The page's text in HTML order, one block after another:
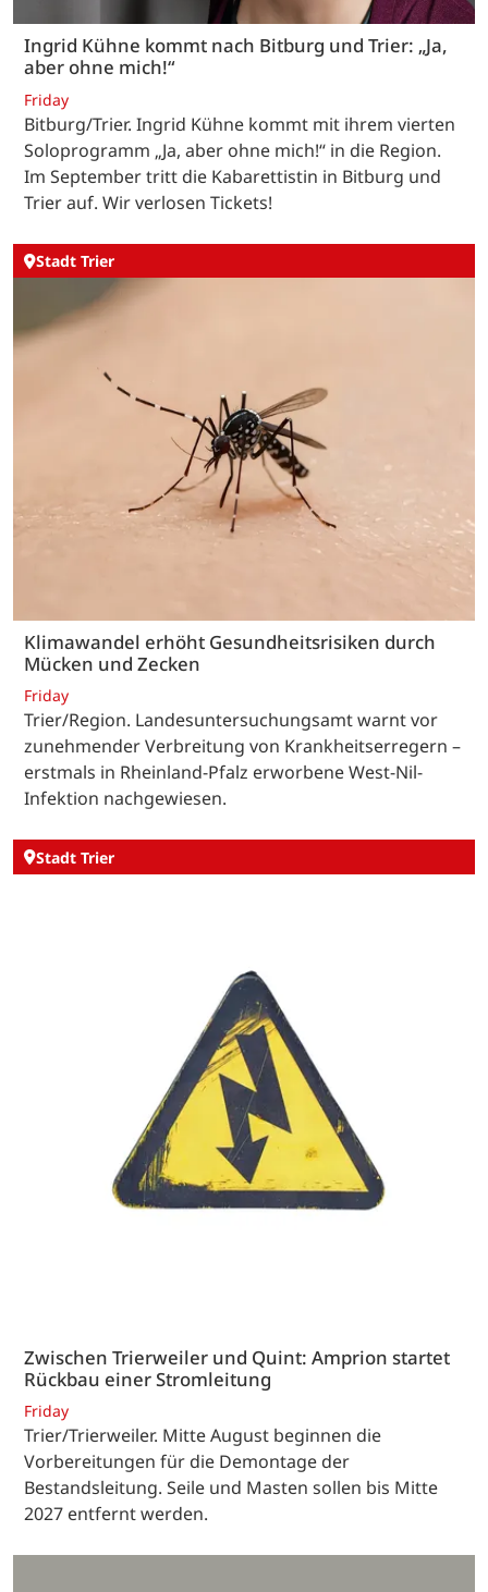
Ingrid Kühne kommt nach Bitburg und Trier: „Ja,
aber ohne mich!“
Friday
Bitburg/Trier. Ingrid Kühne kommt mit ihrem vierten
Soloprogramm „Ja, aber ohne mich!“ in die Region.
Im September tritt die Kabarettistin in Bitburg und
Trier auf. Wir verlosen Tickets!
Stadt Trier
Klimawandel erhöht Gesundheitsrisiken durch
Mücken und Zecken
Friday
Trier/Region. Landesuntersuchungsamt warnt vor
zunehmender Verbreitung von Krankheitserregern –
erstmals in Rheinland-Pfalz erworbene West-Nil-
Infektion nachgewiesen.
Stadt Trier
Zwischen Trierweiler und Quint: Amprion startet
Rückbau einer Stromleitung
Friday
Trier/Trierweiler. Mitte August beginnen die
Vorbereitungen für die Demontage der
Bestandsleitung. Seile und Masten sollen bis Mitte
2027 entfernt werden.